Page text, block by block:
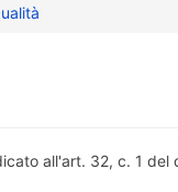
all'art. 32, c. 1 del